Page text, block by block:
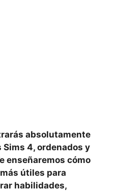
absolutamente
4, ordenados y
enseñaremos cómo
útiles para
habilidades,